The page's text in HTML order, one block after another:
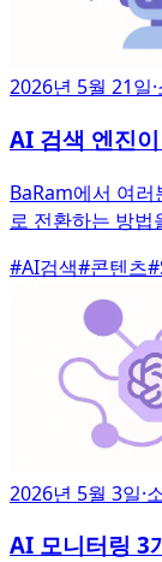
2026년 5월 21일·
AI 검색 엔진
BaRam에서 여
로 전환하는 방법
#AI검색#콘텐츠#
2026년 5월 3일·
AI 모니터링 3